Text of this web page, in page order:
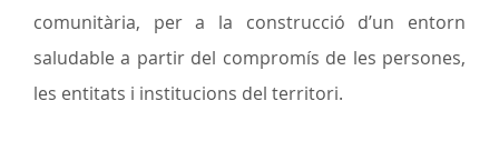
comunitària, per a la construcció d’un entorn
saludable a partir del compromís de les persones,
les entitats i institucions del territori.